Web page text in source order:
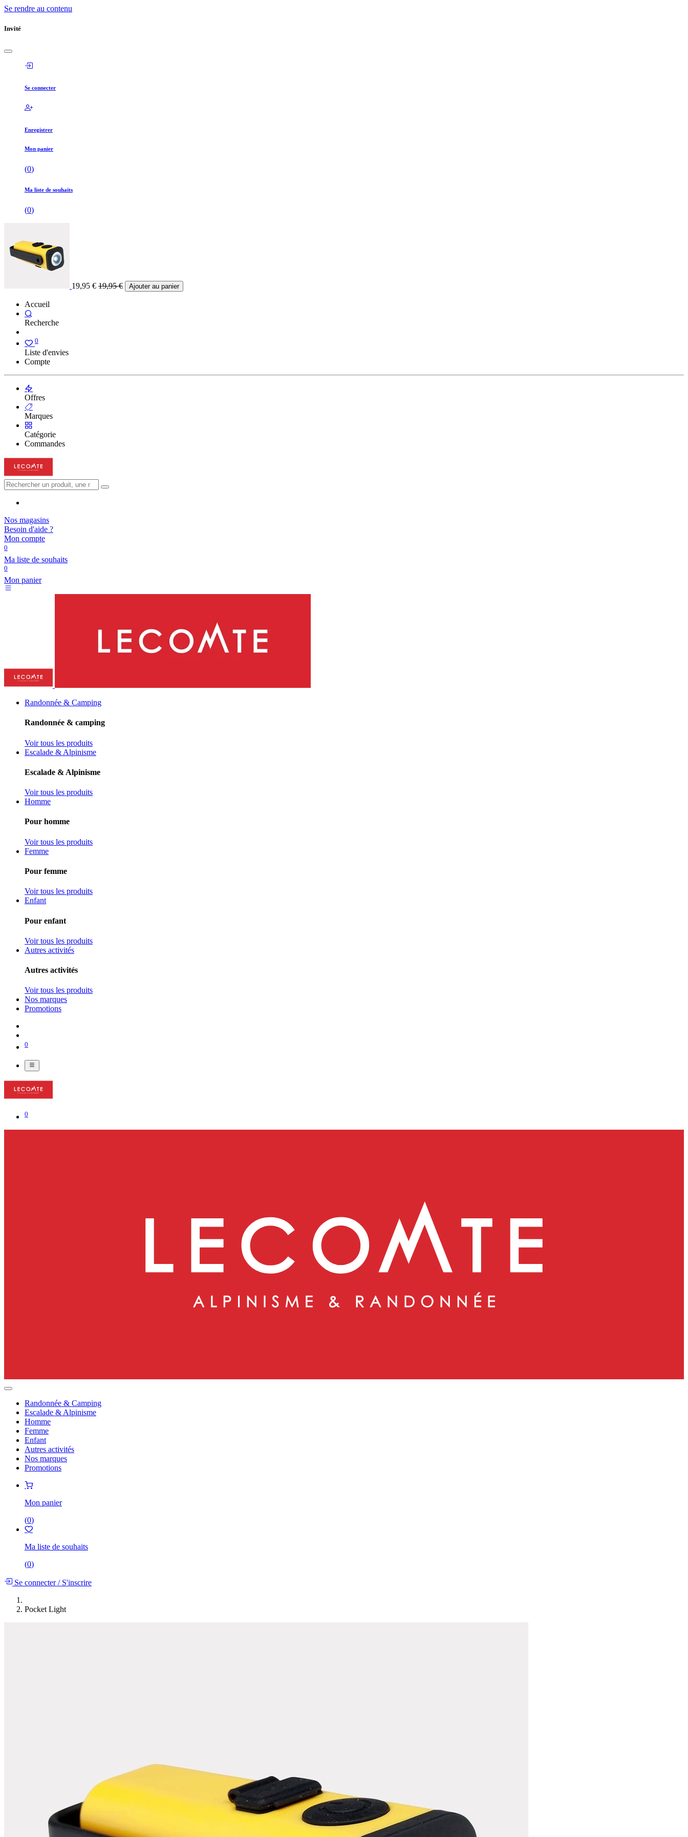
Se rendre au contenu
Invité
Se connecter
Enregistrer
Mon panier
(0)
Ma liste de souhaits
(0)
19,95 € 19,95€ Ajouter au panier
Accueil
Recherche
0
Liste d'envies
Compte
Offres
Marques
Catégorie
Commandes
Nos magasins
Besoin d'aide ?
Mon compte
0
Ma liste de souhaits
0
Mon panier
Randonnée & Camping
Randonnée & camping
Voir tous les produits
Escalade & Alpinisme
Escalade & Alpinisme
Voir tous les produits
Homme
Pour homme
Voir tous les produits
Femme
Pour femme
Voir tous les produits
Enfant
Pour enfant
Voir tous les produits
Autres activités
Autres activités
Voir tous les produits
Nos marques
Promotions
0
0
Randonnée & Camping
Escalade & Alpinisme
Homme
Femme
Enfant
Autres activités
Nos marques
Promotions
Mon panier
(0)
Ma liste de souhaits
(0)
Se connecter/S'inscrire
Pocket Light